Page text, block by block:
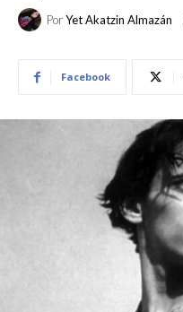
PorYet Akatzin Almazán
Facebook